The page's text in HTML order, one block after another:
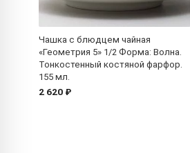
Чашка с блюдцем чайная
«Геометрия 5» 1/2 Форма: Волна.
Тонкостенный костяной фарфор.
155 мл.
2 620 ₽